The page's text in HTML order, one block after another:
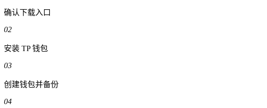
确认下载入口
02
安装 TP 钱包
03
创建钱包并备份
04